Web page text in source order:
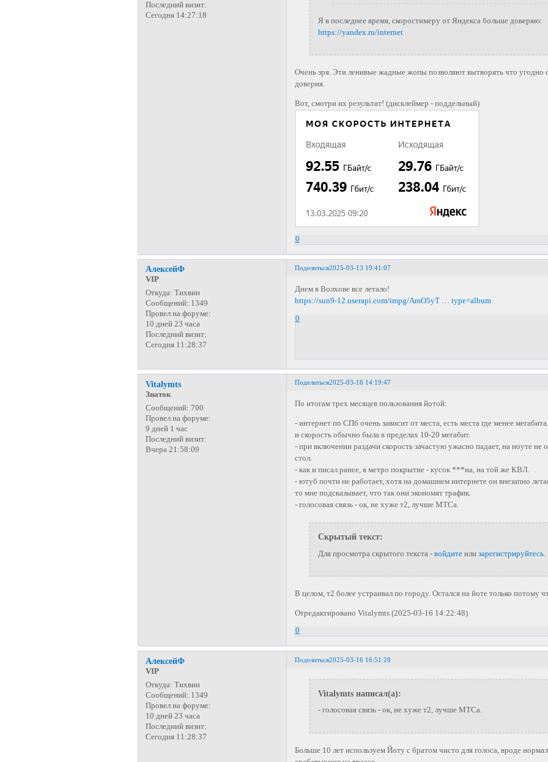
Последний визит:
Сегодня 14:27:18
Я в последнее время, скоростимеру от Яндекса больше доверяю:
https://yandex.ru/internet
Очень зря. Эти ленивые жадные жопы позволяют вытворять что угодно
доверия.
Вот, смотри их результат! (дисклеймер - поддельный)
0
Поделиться2025-03-13 19:41:07
АлексейФ
VIP
Откуда: Тихвин
Сообщений: 1349
Провел на форуме:
10 дней 23 часа
Последний визит:
Сегодня 11:28:37
Днем в Волхове все летало!
https://sun9-12.userapi.com/impg/AmO5yT … type=album
0
Поделиться2025-03-16 14:19:47
Vitalymts
Знаток
Сообщений: 700
Провел на форуме:
9 дней 1 час
Последний визит:
Вчера 21:58:09
По итогам трех месяцев пользования йотой:
- интернет по СПб очень зависит от места, есть места где менее
и скорость обычно была в пределах 10-20 мегабит.
- при включении раздачи скорость зачастую ужасно падает, на ноуте
стол.
- как и писал ранее, в метро покрытие - кусок ***на, на той же КВЛ.
- ютуб почти не работает, хотя на домашнем интернете он внезапно
то мне подсказывает, что так они экономят трафик.
- голосовая связь - ок, не хуже т2, лучше МТСа.
Скрытый текст:
Для просмотра скрытого текста -войдите илизарегистрируйтесь
В целом, т2 более устраивал по городу. Остался на йоте только потому
Отредактировано Vitalymts (2025-03-16 14:22:48)
0
Поделиться2025-03-16 16:51:28
АлексейФ
VIP
Откуда: Тихвин
Сообщений: 1349
Провел на форуме:
10 дней 23 часа
Последний визит:
Сегодня 11:28:37
Vitalymts написал(а):
- голосовая связь - ок, не хуже т2, лучше МТСа.
Больше 10 лет используем Йоту с братом чисто для голоса, вроде